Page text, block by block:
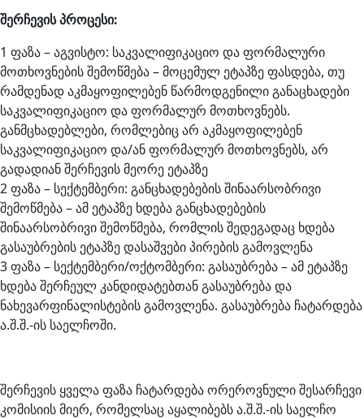
შერჩევის პროცესი:
1 ფაზა – აგვისტო: საკვალიფიკაციო და ფორმალური
მოთხოვნების შემოწმება – მოცემულ ეტაპზე ფასდება, თუ
რამდენად აკმაყოფილებენ წარმოდგენილი განაცხადები
საკვალიფიკაციო და ფორმალურ მოთხოვნებს.
განმცხადებლები, რომლებიც არ აკმაყოფილებენ
საკვალიფიკაციო და/ან ფორმალურ მოთხოვნებს, არ
გადადიან შერჩევის მეორე ეტაპზე
2 ფაზა – სექტემბერი: განცხადებების შინაარსობრივი
შემოწმება – ამ ეტაპზე ხდება განცხადებების
შინაარსობრივი შემოწმება, რომლის შედეგადაც ხდება
გასაუბრების ეტაპზე დასაშვები პირების გამოვლენა
3 ფაზა – სექტემბერი/ოქტომბერი: გასაუბრება – ამ ეტაპზე
ხდება შერჩეულ კანდიდატებთან გასაუბრება და
ნახევარფინალისტების გამოვლენა. გასაუბრება ჩატარდება
ა.შ.შ.-ის საელჩოში.
შერჩევის ყველა ფაზა ჩატარდება ორეროვნული შესარჩევი
კომისიის მიერ, რომელსაც აყალიბებს ა.შ.შ.-ის საელჩო